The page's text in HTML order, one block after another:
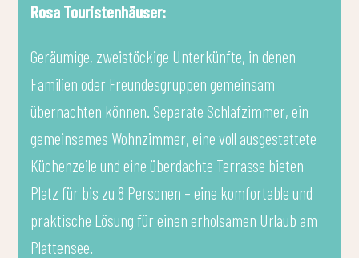
Rosa Touristenhäuser:
Geräumige, zweistöckige Unterkünfte, in denen
Familien oder Freundesgruppen gemeinsam
übernachten können. Separate Schlafzimmer, ein
gemeinsames Wohnzimmer, eine voll ausgestattete
Küchenzeile und eine überdachte Terrasse bieten
Platz für bis zu 8 Personen – eine komfortable und
praktische Lösung für einen erholsamen Urlaub am
Plattensee.